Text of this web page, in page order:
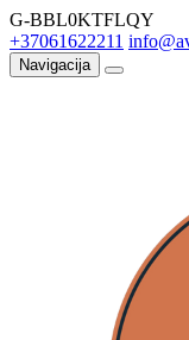
G-BBL0KTFLQY
+37061622211
Navigacija